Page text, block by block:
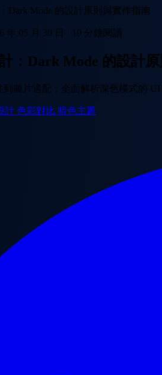
Dark Mode 的設計原則與實作指南
年 05 月 30 日 · 10 分鐘閱讀
：Dark Mode 的設計
到圖片適配，全面解析深色模式的
計 色彩對比 暗色主題